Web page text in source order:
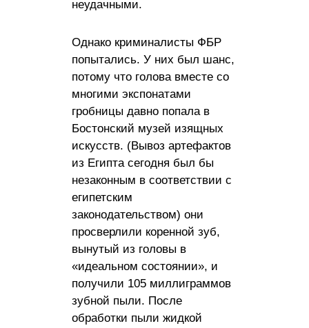
неудачными.
Однако криминалисты ФБР
попытались. У них был шанс,
потому что голова вместе со
многими экспонатами
гробницы давно попала в
Бостонский музей изящных
искусств. (Вывоз артефактов
из Египта сегодня был бы
незаконным в соответствии с
египетским
законодательством) они
просверлили коренной зуб,
вынутый из головы в
«идеальном состоянии», и
получили 105 миллиграммов
зубной пыли. После
обработки пыли жидкой